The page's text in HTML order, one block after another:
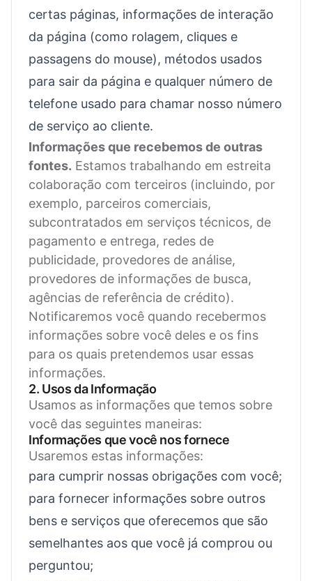
certas páginas, informações de interação
da página (como rolagem, cliques e
passagens do mouse), métodos usados
para sair da página e qualquer número de
telefone usado para chamar nosso número
de serviço ao cliente.
Informações que recebemos de outras
fontes. Estamos trabalhando em estreita
colaboração com terceiros (incluindo, por
exemplo, parceiros comerciais,
subcontratados em serviços técnicos, de
pagamento e entrega, redes de
publicidade, provedores de análise,
provedores de informações de busca,
agências de referência de crédito).
Notificaremos você quando recebermos
informações sobre você deles e os fins
para os quais pretendemos usar essas
informações.
2. Usos da Informação
Usamos as informações que temos sobre
você das seguintes maneiras:
Informações que você nos fornece
Usaremos estas informações:
para cumprir nossas obrigações com você;
para fornecer informações sobre outros
bens e serviços que oferecemos que são
semelhantes aos que você já comprou ou
perguntou;